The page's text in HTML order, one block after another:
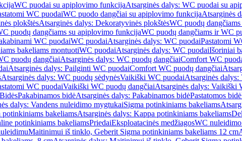
WC puodai su apiplovimo funkcijaAtsarginės dalys: WC puodai su
WC puodaiWC puodo dangčiai su apiplovimo funkcijaAtsarginės
plokštėsAtsarginės dalys: Dekoratyvinės plokštėsWC puodų
puodų dangčiams su apiplovimo funkcijaWC puodų dangčiams ir WC
WC puodaiWC puodaiAtsarginės dalys: WC puodaiPastatomi
bakeliams montuotiWC puodaiAtsarginės dalys: WC puodaiIšoriniai
puodų dangčiaiAtsarginės dalys: WC puodų dangčiaiComfort WC
Atsarginės dalys: Pailginti WC puodaiComfort WC puodų dangčiai
Atsarginės dalys: WC puodų sėdynėsVaikiški WC puodaiAtsarginės
WC puodaiVaikiški WC puodų dangčiaiAtsarginės dalys: Vaikiški
BidėsPakabinamos bidėAtsarginės dalys: Pakabinamos bidėPastatomos bidė
dalys: Vandens nuleidimo mygtukaiSigma potinkiniams bakeliams
potinkiniams bakeliamsAtsarginės dalys: Kappa potinkiniams bakeliams
potinkiniams bakeliamsPriedaiEksploatacinės medžiagosWC
Maitinimui iš tinklo, Geberit Sigma potinkiniams bakeliams 12 cm